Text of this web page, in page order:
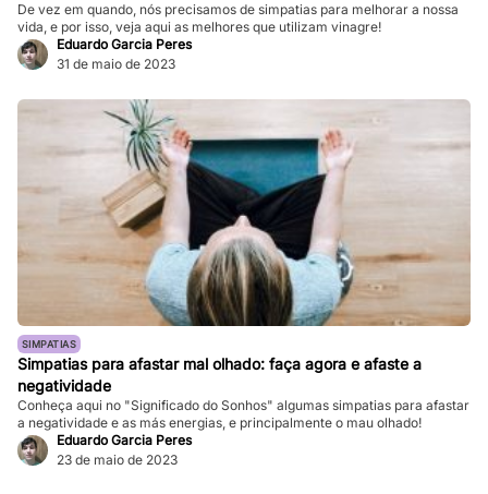
De vez em quando, nós precisamos de simpatias para melhorar a nossa
vida, e por isso, veja aqui as melhores que utilizam vinagre!
Eduardo Garcia Peres
31 de maio de 2023
SIMPATIAS
Simpatias para afastar mal olhado: faça agora e afaste a
negatividade
Conheça aqui no "Significado do Sonhos" algumas simpatias para afastar
a negatividade e as más energias, e principalmente o mau olhado!
Eduardo Garcia Peres
23 de maio de 2023